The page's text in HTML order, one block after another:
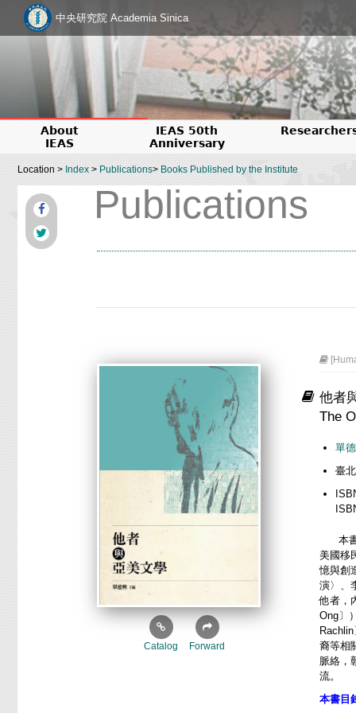
中央研究院 Academia Sinica
About
IEAS
IEAS 50th
Anniversary
Location >Index>Publications>Books Published by the Institute
Publications
Catalog Forward
他者
The
單
臺
本
美國移
憶與創
演〉、
他者，
Ong〕
裔等相
脈絡，
流。
本書目